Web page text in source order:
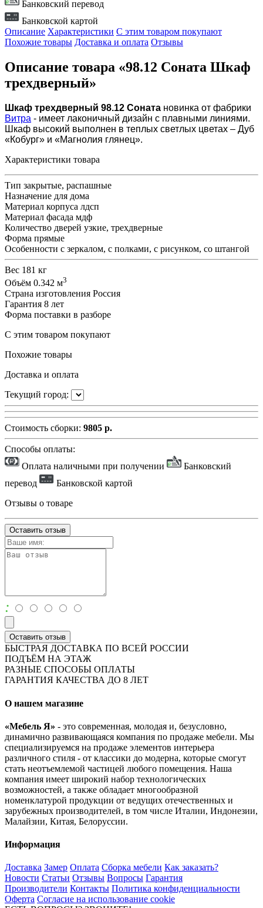
Банковский перевод
Банковской картой
Описание Характеристики С этим товаром покупают
Похожие товары Доставка и оплата Отзывы
Описание товара «98.12 Соната Шкаф
трехдверный»
Шкаф трехдверный 98.12 Соната новинка от фабрики
Витра - имеет лаконичный дизайн с плавными линиями.
Шкаф высокий выполнен в теплых светлых цветах – Дуб
«Кобург» и «Магнолия глянец».
Характеристики товара
Тип закрытые, распашные
Назначение для дома
Материал корпуса лдсп
Материал фасада мдф
Количество дверей узкие, трехдверные
Форма прямые
Особенности с зеркалом, с полками, с рисунком, со штангой
Вес 181 кг
Объём 0.342 м3
Страна изготовления Россия
Гарантия 8 лет
Форма поставки в разборе
С этим товаром покупают
Похожие товары
Доставка и оплата
Текущий город:
Стоимость сборки: 9805 р.
Способы оплаты:
Оплата наличными при получении
Банковский
перевод
Банковской картой
Отзывы о товаре
Оставить отзыв
:
Оставить отзыв
БЫСТРАЯ ДОСТАВКА ПО ВСЕЙ РОССИИ
ПОДЪЁМ НА ЭТАЖ
РАЗНЫЕ СПОСОБЫ ОПЛАТЫ
ГАРАНТИЯ КАЧЕСТВА ДО 8 ЛЕТ
О нашем магазине
«Мебель Я» - это современная, молодая и, безусловно,
динамично развивающаяся компания по продаже мебели. Мы
специализируемся на продаже элементов интерьера
различного стиля - от классики до модерна, которые смогут
стать неотъемлемой частицей любого помещения. Наша
компания имеет широкий набор технологических
возможностей, а также обладает многообразной
номенклатурой продукции от ведущих отечественных и
зарубежных производителей, в том числе Италии, Индонезии,
Малайзии, Китая, Белоруссии.
Информация
Доставка Замер Оплата Сборка мебели Как заказать?
Новости Статьи Отзывы Вопросы Гарантия
Производители Контакты Политика конфиденциальности
Оферта Согласие на использование cookie